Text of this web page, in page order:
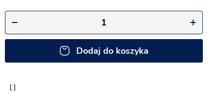
Dodaj do koszyka